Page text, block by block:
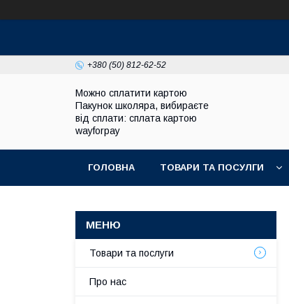
+380 (50) 812-62-52
Можно сплатити картою
Пакунок школяра, вибираєте
від сплати: сплата картою
wayforpay
ГОЛОВНА ТОВАРИ ТА ПОСУЛГИ
Товари та послуги
Про нас